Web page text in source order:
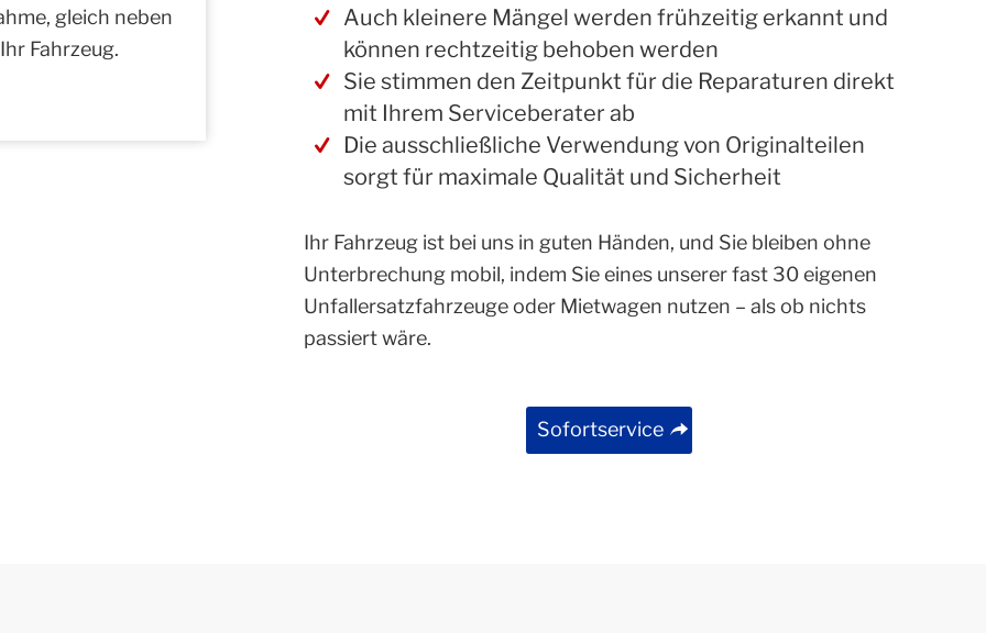
gleich neben
Fahrzeug.
Auch kleinere Mängel werden frühzeitig erkannt und
können rechtzeitig behoben werden
Sie stimmen den Zeitpunkt für die Reparaturen direkt
mit Ihrem Serviceberater ab
Die ausschließliche Verwendung von Originalteilen
sorgt für maximale Qualität und Sicherheit
Ihr Fahrzeug ist bei uns in guten Händen, und Sie bleiben ohne
Unterbrechung mobil, indem Sie eines unserer fast 30 eigenen
Unfallersatzfahrzeuge oder Mietwagen nutzen – als ob nichts
passiert wäre.
Sofortservice